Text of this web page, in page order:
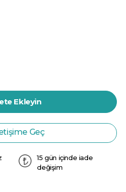
Ekleyin
Geç
15 gün içinde iade
değişim